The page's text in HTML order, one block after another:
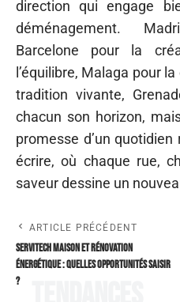
direction qui engage
déménagement.
Barcelone pour la
l’équilibre, Malaga pour
tradition vivante,
chacun son horizon,
promesse d’un
écrire, où chaque rue,
saveur dessine un
ARTICLE PRÉCÉDENT
Servitech maison et rénovation
énergétique : quelles opportunités saisir
?